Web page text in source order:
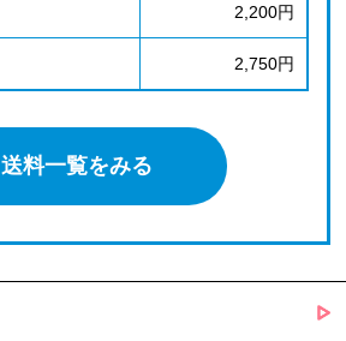
2,200円
2,750円
送料一覧をみる